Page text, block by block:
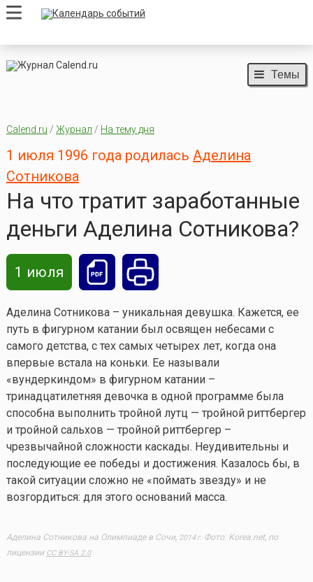
Темы
Calend.ru / Журнал / На тему дня
1 июля 1996 года родилась Аделина
Сотникова
На что тратит заработанные
деньги Аделина Сотникова?
1 июля
Аделина Сотникова – уникальная девушка. Кажется, ее
путь в фигурном катании был освящен небесами с
самого детства, с тех самых четырех лет, когда она
впервые встала на коньки. Ее называли
«вундеркиндом» в фигурном катании –
тринадцатилетняя девочка в одной программе была
способна выполнить тройной лутц — тройной риттбергер
и тройной сальхов — тройной риттбергер –
чрезвычайной сложности каскады. Неудивительны и
последующие ее победы и достижения. Казалось бы, в
такой ситуации сложно не «поймать звезду» и не
возгордиться: для этого оснований масса.
Аделина Сотникова на Олимпиаде в Сочи, 2014 г. Фото: Korea.net, по
лицензии CC BY-SA 2.0